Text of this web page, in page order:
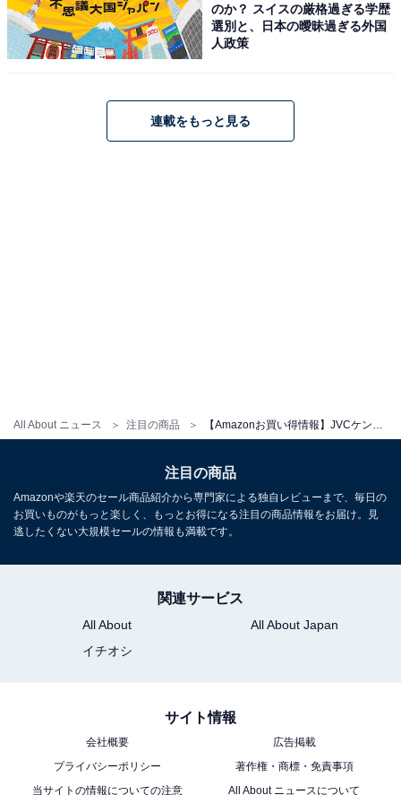
All About ニュース 注目の商品
Bluetooth対応 ラジオ(ワイドFM) USB再生
Amazonで見る
JVCケンウッド「EX-HR10000」
ーディオボード LK-EX10 セット Bluetooth ウッドコーン
シリーズ ハイレゾ音源 CD FM/AM USB再生/録音
JVCケンウッド「EX-D6」
のか？ スイスの厳格過ぎる学歴
選別と、日本の曖昧過ぎる外国
人政策
連載をもっと見る
注目の商品
Amazonや楽天のセール商品紹介から専門家による独自レビューまで、毎日の
お買いものがもっと楽しく、もっとお得になる注目の商品情報をお届け。見
逃したくない大規模セールの情報も満載です。
関連サービス
All About
All About Japan
イチオシ
サイト情報
会社概要
広告掲載
プライバシーポリシー
著作権・商標・免責事項
当サイトの情報についての注意
All About ニュースについて